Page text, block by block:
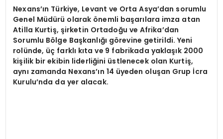
Nexans’ın Türkiye, Levant ve Orta Asya’dan sorumlu
Genel Müdürü olarak önemli başarılara imza atan
Atilla Kurtiş, şirketin Ortadoğu ve Afrika’dan
Sorumlu Bölge Başkanlığı görevine getirildi. Yeni
rolünde, üç farklı kıta ve 9 fabrikada yaklaşık 2000
kişilik bir ekibin liderliğini üstlenecek olan Kurtiş,
aynı zamanda Nexans’ın 14 üyeden oluşan Grup İcra
Kurulu’nda da yer alacak.